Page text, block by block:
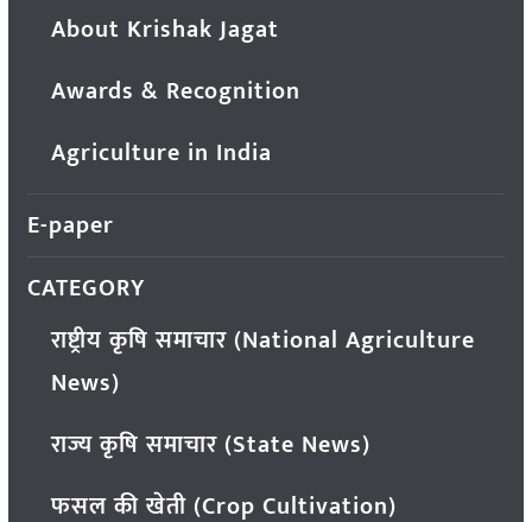
About Krishak Jagat
Awards & Recognition
Agriculture in India
E-paper
CATEGORY
राष्ट्रीय कृषि समाचार (National Agriculture
News)
राज्य कृषि समाचार (State News)
फसल की खेती (Crop Cultivation)